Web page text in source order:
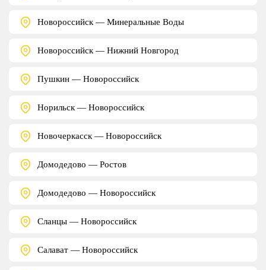
Новороссийск — Минеральные Воды
Новороссийск — Нижний Новгород
Пушкин — Новороссийск
Норильск — Новороссийск
Новочеркасск — Новороссийск
Домодедово — Ростов
Домодедово — Новороссийск
Сланцы — Новороссийск
Салават — Новороссийск